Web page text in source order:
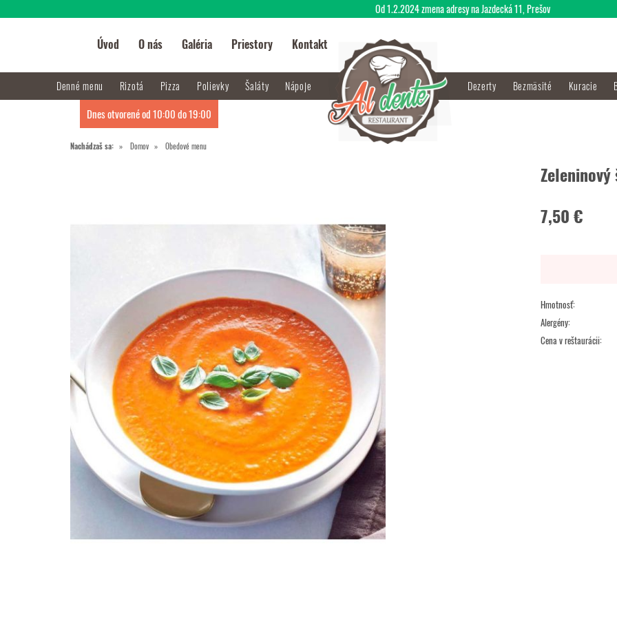
Nachádzaš sa: Domov Obedové menu
7,50 €
Hmotnosť:
Alergény:
Cena v reštaurácii:
Úvod O nás Galéria Priestory Kontakt
Denné menu Rizotá Pizza Polievky Šaláty Nápoje Dezerty Bezmäsité Kuracie
Dnes otvorené od 10:00 do 19:00
Od 1.2.2024 zmena adresy na Jazdecká 11, Prešov